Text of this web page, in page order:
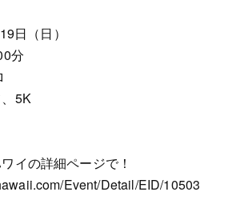
日（日）
分
5K
イの詳細ページで！
Event/Detail/EID/10503